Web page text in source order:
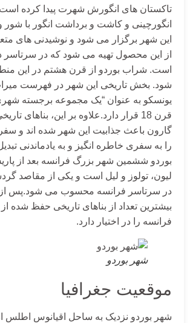
تاکستان های انگورش شهرت پیدا کرده است.
انگورچینی و کاشت و برداشت انگور با شور و
این شهر برگزار می شود و نوشیدنی های
از این محصول تهیه می شود که در سرتاسر
است. شراب بوردو از قرن هشتم در این منطقه
شود. بخش تاریخی این شهر در فهرست میراث
یونسکو به عنوان “یک مجموعه برجسته شهری
قرن 18 قرار دارد.علاوه بر این، بناهای
گارون باعث جذابیت این شهر شده اند و سفر
را به سفری خاطره انگیز و به یادماندنی
بوردو ششمین شهر بزرگ فرانسه بعد از
لیون، تولوز و لیل است و یکی از مقاصد
در سرتاسر فرانسه محسوب می شود.پس از
بیشترین تعداد از بناهای تاریخی حفظ شده از
فرانسه را در اختیار دارد.
شهر بوردو
موقعیت جغرافیا
شهر بوردو نزدیک به ساحل اقیانوس اطلس